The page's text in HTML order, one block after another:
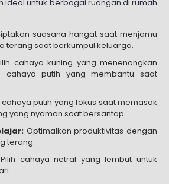
ideal untuk berbagai ruangan di rumah
suasana hangat saat menjamu
terang saat berkumpul keluarga.
cahaya kuning yang menenangkan
cahaya putih yang membantu saat
putih yang fokus saat memasak
yang nyaman saat bersantap.
Optimalkan produktivitas dengan
terang.
cahaya netral yang lembut untuk